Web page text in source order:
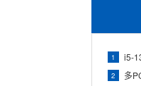
1 i5-13代
2 多PCIe